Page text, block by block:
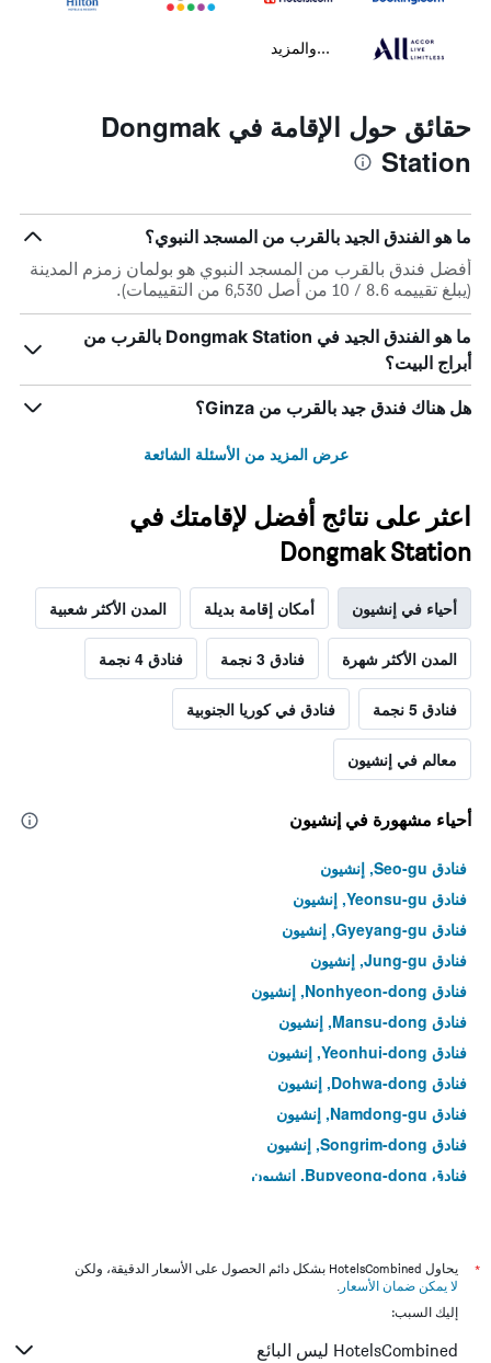
...والمزيد
حقائق حول الإقامة في Dongmak
Station
ما هو الفندق الجيد بالقرب من المسجد النبوي؟
أفضل فندق بالقرب من المسجد النبوي هو بولمان زمزم المدينة
(يبلغ تقييمه 8.6 / 10 من أصل 6,530 من التقييمات).
ما هو الفندق الجيد في Dongmak Station بالقرب من
أبراج البيت؟
هل هناك فندق جيد بالقرب من Ginza؟
عرض المزيد من الأسئلة الشائعة
اعثر على نتائج أفضل لإقامتك في
Dongmak Station
أحياء في إنشيون أمكان إقامة بديلة المدن الأكثر شعبية
المدن الأكثر شهرة فنادق 3 نجمة فنادق 4 نجمة
فنادق 5 نجمة فنادق في كوريا الجنوبية
معالم في إنشيون
أحياء مشهورة في إنشيون
فنادق Seo-gu, إنشيون
فنادق Yeonsu-gu, إنشيون
فنادق Gyeyang-gu, إنشيون
فنادق Jung-gu, إنشيون
فنادق Nonhyeon-dong, إنشيون
فنادق Mansu-dong, إنشيون
فنادق Yeonhui-dong, إنشيون
فنادق Dohwa-dong, إنشيون
فنادق Namdong-gu, إنشيون
فنادق Songrim-dong, إنشيون
فنادق Bupyeong-dong, إنشيون
فنادق Guwol-dong, إنشيون
فنادق Cheonghak-dong, إنشيون
*
يحاول HotelsCombined بشكل دائم الحصول على الأسعار الدقيقة، ولكن
لا يمكن ضمان الأسعار .
إليك السبب:
HotelsCombined ليس البائع